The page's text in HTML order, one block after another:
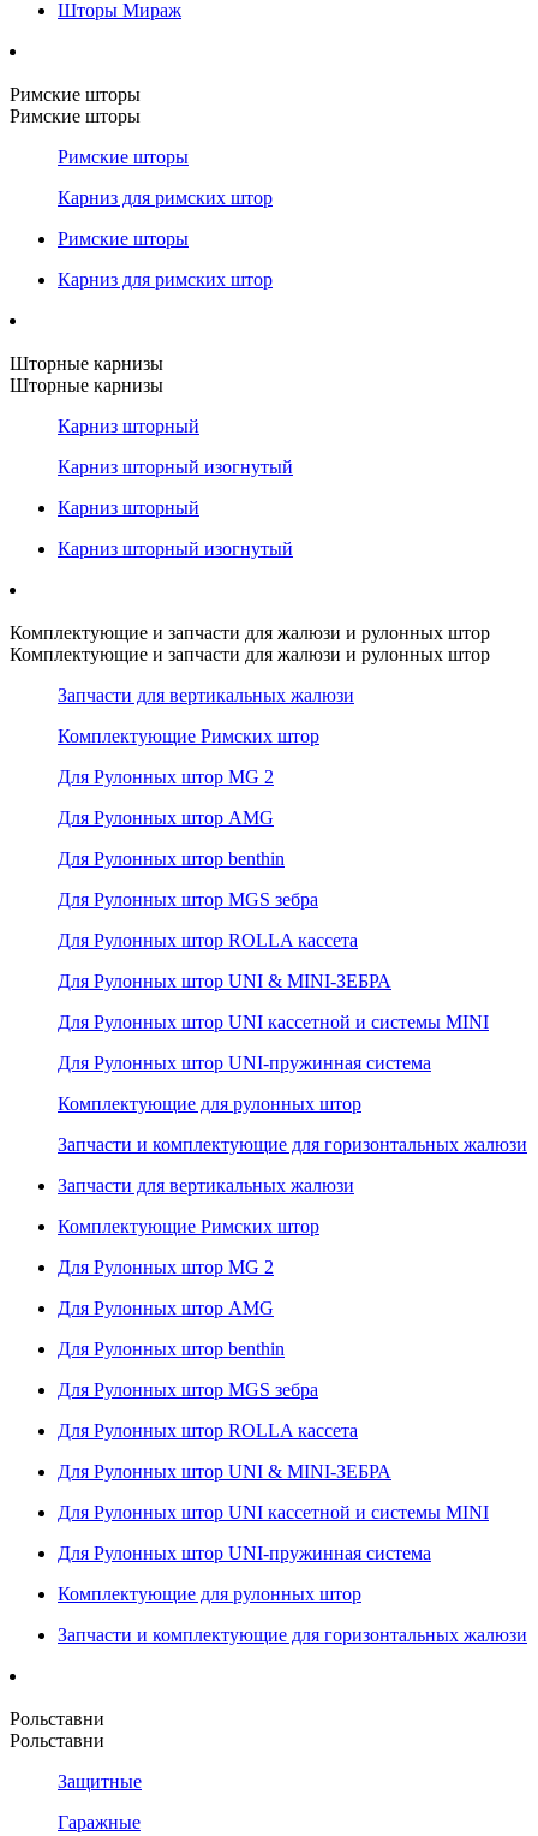
Шторы Мираж
Римские шторы
Римские шторы
Римские шторы
Карниз для римских штор
Римские шторы
Карниз для римских штор
Шторные карнизы
Шторные карнизы
Карниз шторный
Карниз шторный изогнутый
Карниз шторный
Карниз шторный изогнутый
Комплектующие и запчасти для жалюзи и рулонных штор
Комплектующие и запчасти для жалюзи и рулонных штор
Запчасти для вертикальных жалюзи
Комплектующие Римских штор
Для Рулонных штор MG 2
Для Рулонных штор AMG
Для Рулонных штор benthin
Для Рулонных штор MGS зебра
Для Рулонных штор ROLLA кассета
Для Рулонных штор UNI & MINI-ЗЕБРА
Для Рулонных штор UNI кассетной и системы MINI
Для Рулонных штор UNI-пружинная система
Комплектующие для рулонных штор
Запчасти и комплектующие для горизонтальных жалюзи
Запчасти для вертикальных жалюзи
Комплектующие Римских штор
Для Рулонных штор MG 2
Для Рулонных штор AMG
Для Рулонных штор benthin
Для Рулонных штор MGS зебра
Для Рулонных штор ROLLA кассета
Для Рулонных штор UNI & MINI-ЗЕБРА
Для Рулонных штор UNI кассетной и системы MINI
Для Рулонных штор UNI-пружинная система
Комплектующие для рулонных штор
Запчасти и комплектующие для горизонтальных жалюзи
Рольставни
Рольставни
Защитные
Гаражные